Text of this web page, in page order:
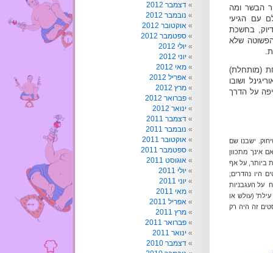
את ציר הבשר ומה
עם הגיעי
בחשכת
שלא
(מותחלת)
ושובו
על הדרך
המיקום החדש והאסטרטגי על פי כביש 6 הינו שיחוק. ישבנו שם
אינך מתכוון
ביותר, על אף
). הסלטים היו נהדרים;
לפסוח על העגבניות
(עולש או
זה היה רק
דצמבר 2012
נובמבר 2012
אוקטובר 2012
ספטמבר 2012
יולי 2012
יוני 2012
מאי 2012
אפריל 2012
מרץ 2012
פברואר 2012
ינואר 2012
דצמבר 2011
נובמבר 2011
אוקטובר 2011
ספטמבר 2011
אוגוסט 2011
יולי 2011
יוני 2011
מאי 2011
אפריל 2011
מרץ 2011
פברואר 2011
ינואר 2011
דצמבר 2010